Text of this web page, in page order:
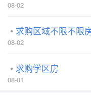
08-02
求购区域不限不限
08-02
求购学区房
08-01